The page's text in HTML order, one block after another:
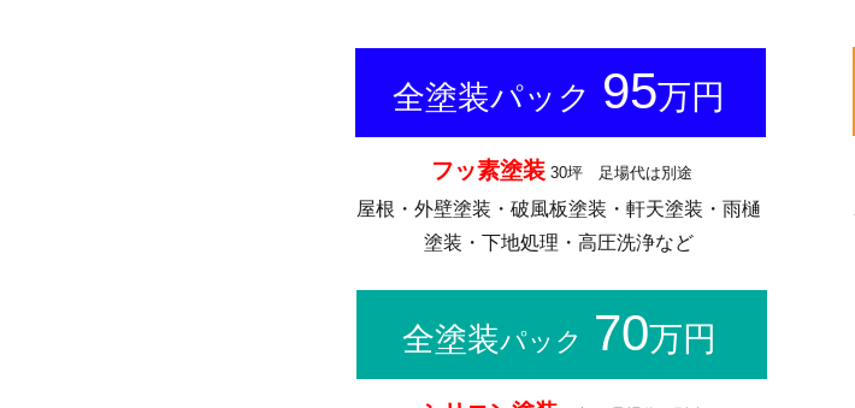
全塗装パック 95万円
フッ素塗装 30坪 足場代は別途
屋根・外壁塗装・破風板塗装・軒天塗装・雨樋
塗装・下地処理・高圧洗浄など
全塗装パック 70万円